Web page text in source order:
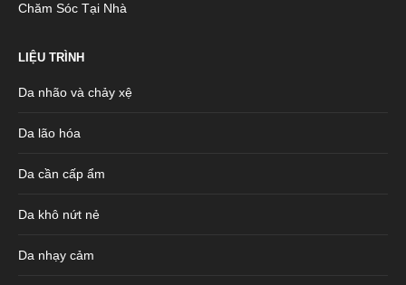
Chăm Sóc Tại Nhà
LIỆU TRÌNH
Da nhão và chảy xệ
Da lão hóa
Da cần cấp ẩm
Da khô nứt nẻ
Da nhạy cảm